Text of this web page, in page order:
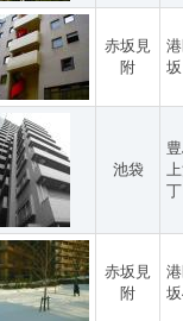
赤坂見
附
池袋
赤坂見
附